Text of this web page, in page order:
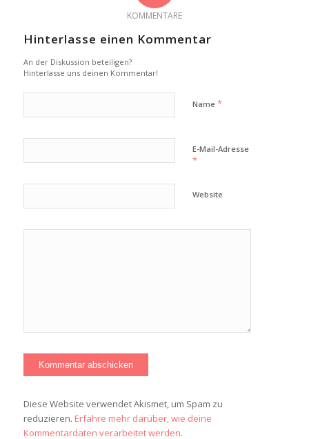
KOMMENTARE
Hinterlasse einen Kommentar
An der Diskussion beteiligen?
Hinterlasse uns deinen Kommentar!
Name *
E-Mail-Adresse
*
Website
Diese Website verwendet Akismet, um Spam zu
reduzieren. Erfahre mehr darüber, wie deine
Kommentardaten verarbeitet werden.